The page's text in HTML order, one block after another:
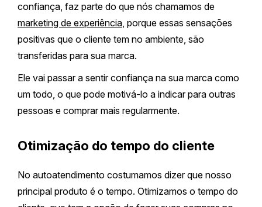
confiança, faz parte do que nós chamamos de
marketing de experiência , porque essas sensações
positivas que o cliente tem no ambiente, são
transferidas para sua marca.
Ele vai passar a sentir confiança na sua marca como
um todo, o que pode motivá-lo a indicar para outras
pessoas e comprar mais regularmente.
Otimização do tempo do cliente
No autoatendimento costumamos dizer que nosso
principal produto é o tempo. Otimizamos o tempo do